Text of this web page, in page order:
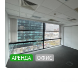
АРЕНДА ОФИС